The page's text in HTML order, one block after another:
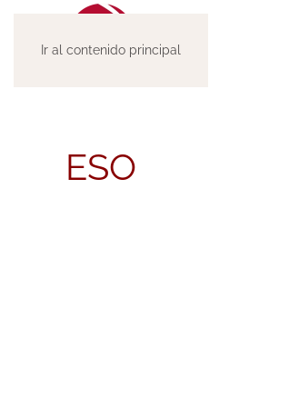
Ir al contenido principal
ESO